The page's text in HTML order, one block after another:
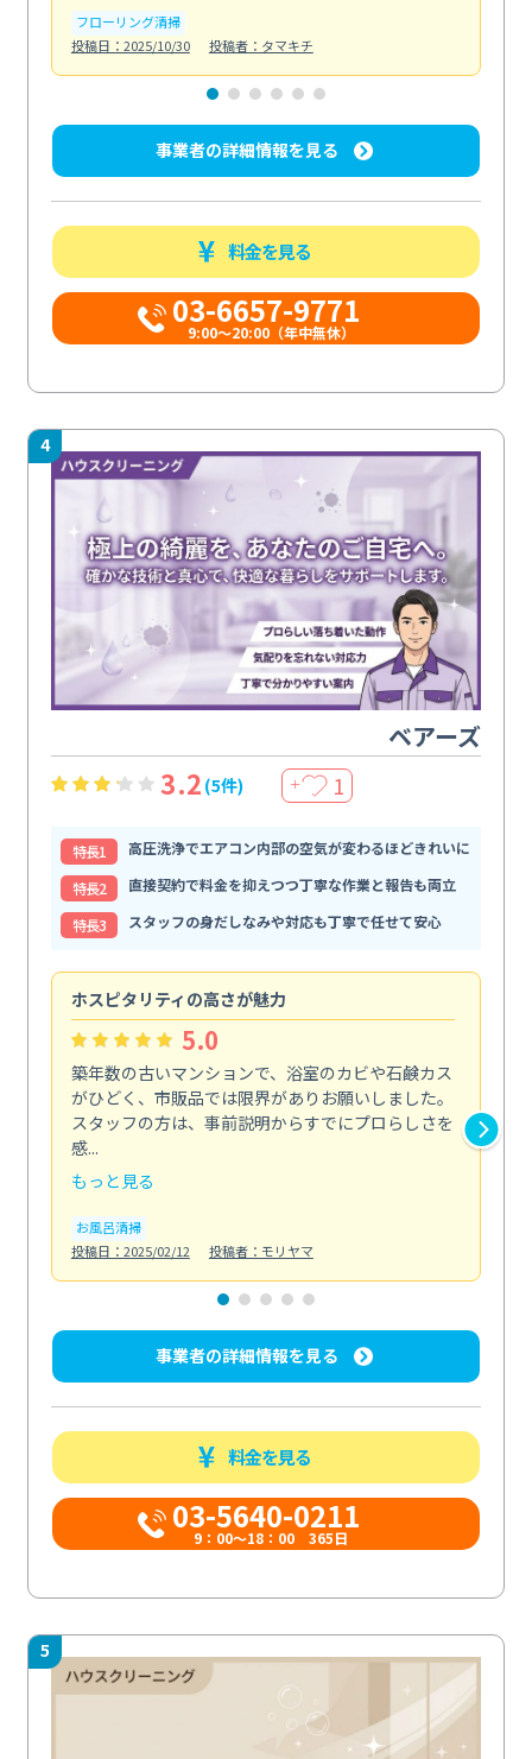
フローリング清掃
投稿日：2025/10/30
投稿者：タマキチ
事業者の詳細情報を見る
料金を見る
03-6657-9771
9:00～20:00（年中無休）
4
ベアーズ
3.2 (5件) ＋ 1
特⻑1
高圧洗浄でエアコン内部の空気が変わるほどきれいに
特⻑2
直接契約で料金を抑えつつ丁寧な作業と報告も両立
特⻑3
スタッフの身だしなみや対応も丁寧で任せて安心
ホスピタリティの高さが魅力
5.0
築年数の古いマンションで、浴室のカビや石鹸カス
がひどく、市販品では限界がありお願いしました。
スタッフの方は、事前説明からすでにプロらしさを
感...
もっと見る
お風呂清掃
投稿日：2025/02/12
投稿者：モリヤマ
事業者の詳細情報を見る
料金を見る
03-5640-0211
9：00～18：00 365日
5